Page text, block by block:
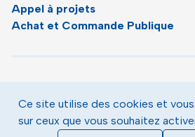
Appel à projets
Achat et Commande Publique
Agenda
Le magazine municipal de Toulon
Mentions légales
Ce site utilise des cookies et
sur ceux que vous souhaitez